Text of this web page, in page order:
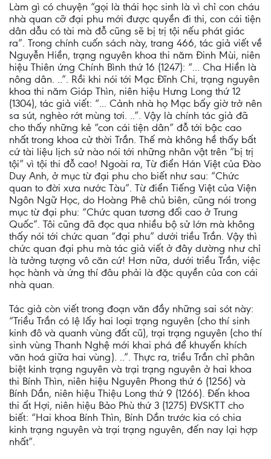
Làm gì có chuyện “gọi là thái học sinh là vì chỉ con cháu
nhà quan cỡ đại phu mới được quyền đi thi, con cái tiện
dân dẫu có tài mà đỗ cũng sẽ bị trị tội nếu phát giác
ra”. Trong chính cuốn sách này, trang 466, tác giả viết về
Nguyễn Hiền, trạng nguyên khoa thi năm Đinh Mùi, niên
hiệu Thiên ứng Chính Bình thứ 16 (1247): “... Cha Hiền là
nông dân. ..”. Rồi khi nói tới Mạc Đĩnh Chi, trạng nguyên
khoa thi năm Giáp Thìn, niên hiệu Hưng Long thứ 12
(1304), tác giả viết: “... Cảnh nhà họ Mạc bấy giờ trở nên
sa sút, nghèo rớt mùng tơi. ..”. Vậy là chính tác giả đã
cho thấy những kẻ “con cái tiện dân” đỗ tới bậc cao
nhất trong khoa cử thời Trần. Thế mà không hề thấy bất
cứ tài liệu lịch sử nào nói tới những nhân vật trên “bị trị
tội” vì tội thi đỗ cao! Ngoài ra, Từ điển Hán Việt của Đào
Duy Anh, ở mục từ đại phu cho biết như sau: “Chức
quan to đời xưa nước Tàu”. Từ điển Tiếng Việt của Viện
Ngôn Ngữ Học, do Hoàng Phê chủ biên, cũng nói trong
mục từ đại phu: “Chức quan tương đối cao ở Trung
Quốc”. Tôi cũng đã đọc qua nhiều bộ sử lớn mà không
thấy nói tới chức quan “đại phu” dưới triều Trần. Vậy thì
chức quan đại phu mà tác giả viết ở đây dường như chỉ
là tưởng tượng vô căn cứ! Hơn nữa, dưới triều Trần, việc
học hành và ứng thí đâu phải là đặc quyền của con cái
nhà quan.
Tác giả còn viết trong đoạn văn đầy những sai sót này:
“Triều Trần có lệ lấy hai loại trạng nguyên (cho thí sinh
kinh đô và quanh vùng đất cũ), trại trạng nguyên (cho thí
sinh vùng Thanh Nghệ mới khai phá để khuyến khích
văn hoá giữa hai vùng). ..”. Thực ra, triều Trần chỉ phân
biệt kinh trạng nguyên và trại trạng nguyên ở hai khoa
thi Bính Thìn, niên hiệu Nguyên Phong thứ 6 (1256) và
Bính Dần, niên hiệu Thiệu Long thứ 9 (1266). Đến khoa
thi ất Hợi, niên hiệu Bảo Phù thứ 3 (1275) ĐVSKTT cho
biết: “Hai khoa Bính Thìn, Bính Dần trước kia có chia
kinh trạng nguyên và trại trạng nguyên, đến nay lại hợp
nhất”.